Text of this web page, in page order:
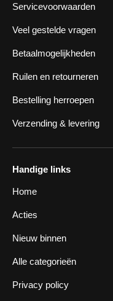
Servicevoorwaarden
Veel gestelde vragen
Betaalmogelijkheden
Ruilen en retourneren
Bestelling herroepen
Verzending & levering
Handige links
Home
Acties
Nieuw binnen
Alle categorieën
Privacy policy